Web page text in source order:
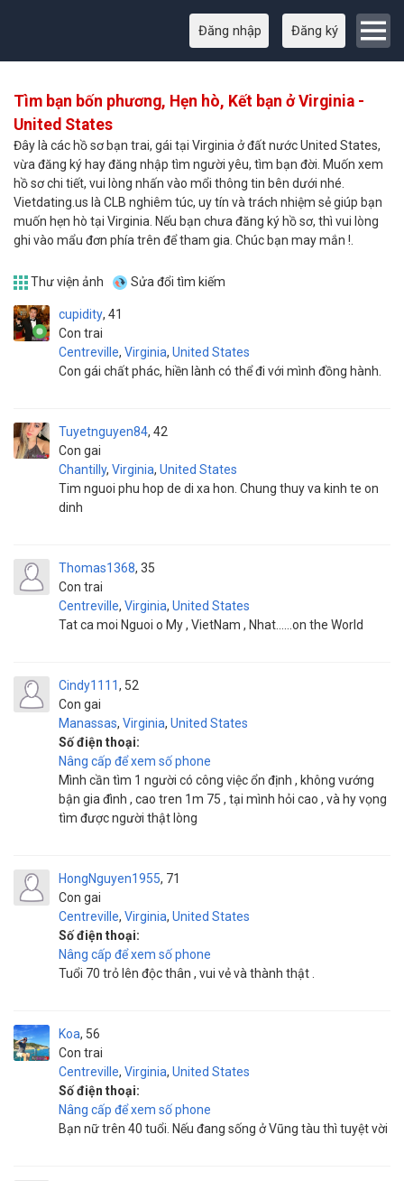
Đăng nhập Đăng ký
Tìm bạn bốn phương, Hẹn hò, Kết bạn ở Virginia -
United States
Đây là các hồ sơ bạn trai, gái tại Virginia ở đất nước United States,
vừa đăng ký hay đăng nhập tìm người yêu, tìm bạn đời. Muốn xem
hồ sơ chi tiết, vui lòng nhấn vào mổi thông tin bên dưới nhé.
Vietdating.us là CLB nghiêm túc, uy tín và trách nhiệm sẻ giúp bạn
muốn hẹn hò tại Virginia. Nếu bạn chưa đăng ký hồ sơ, thì vui lòng
ghi vào mẩu đơn phía trên để tham gia. Chúc bạn may mắn !.
Thư viện ảnh Sửa đổi tìm kiếm
cupidity
Con trai
41
Centreville, Virginia, United States
Con gái chất phác, hiền lành có thể đi với mình đồng hành.
Tuyetnguyen84
Con gai
42
Chantilly, Virginia, United States
Tim nguoi phu hop de di xa hon. Chung thuy va kinh te on
dinh
Thomas1368
Con trai
35
Centreville, Virginia, United States
Tat ca moi Nguoi o My , VietNam , Nhat……on the World
Cindy1111
Con gai
52
Manassas, Virginia, United States
Số điện thoại:
Nâng cấp để xem số phone
Mình cần tìm 1 người có công việc ổn định , không vướng
bận gia đình , cao tren 1m 75 , tại mình hỏi cao , và hy vọng
tìm được người thật lòng
HongNguyen1955
Con gai
71
Centreville, Virginia, United States
Số điện thoại:
Nâng cấp để xem số phone
Tuổi 70 trỏ lên độc thân , vui vẻ và thành thật .
Koa
Con trai
56
Centreville, Virginia, United States
Số điện thoại:
Nâng cấp để xem số phone
Bạn nữ trên 40 tuổi. Nếu đang sống ở Vũng tàu thì tuyệt vời